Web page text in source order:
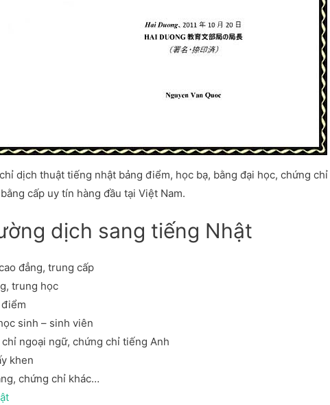
dịch thuật tiếng nhật bảng điểm, học bạ, bằng đại học, chứng chỉ
cấp uy tín hàng đầu tại Việt Nam.
dịch sang tiếng Nhật
đẳng, trung cấp
trung học
sinh – sinh viên
ngoại ngữ, chứng chỉ tiếng Anh
khen
chứng chỉ khác…